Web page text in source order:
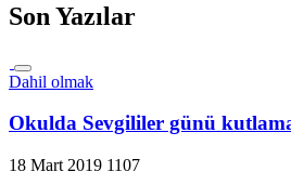
Son Yazılar
Dahil olmak
Okulda Sevgililer günü
18 Mart 2019 1107